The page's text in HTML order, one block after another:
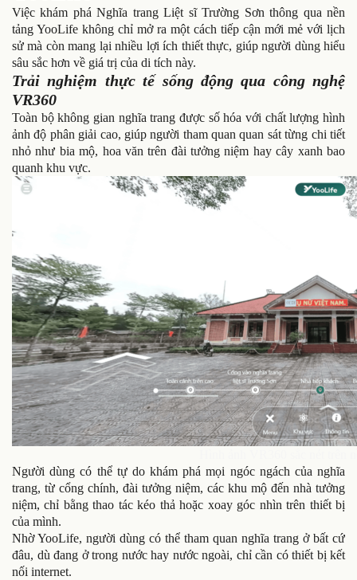
Việc khám phá Nghĩa trang Liệt sĩ Trường Sơn thông qua nền
tảng YooLife không chỉ mở ra một cách tiếp cận mới mẻ với lịch
sử mà còn mang lại nhiều lợi ích thiết thực, giúp người dùng hiểu
sâu sắc hơn về giá trị của di tích này.
Trải nghiệm thực tế sống động qua công nghệ
VR360
Toàn bộ không gian nghĩa trang được số hóa với chất lượng hình
ảnh độ phân giải cao, giúp người tham quan quan sát từng chi tiết
nhỏ như bia mộ, hoa văn trên đài tưởng niệm hay cây xanh bao
quanh khu vực.
Người dùng có thể tự do khám phá mọi ngóc ngách của nghĩa
trang, từ cổng chính, đài tưởng niệm, các khu mộ đến nhà tưởng
niệm, chỉ bằng thao tác kéo thả hoặc xoay góc nhìn trên thiết bị
của mình.
Nhờ YooLife, người dùng có thể tham quan nghĩa trang ở bất cứ
đâu, dù đang ở trong nước hay nước ngoài, chỉ cần có thiết bị kết
nối internet.